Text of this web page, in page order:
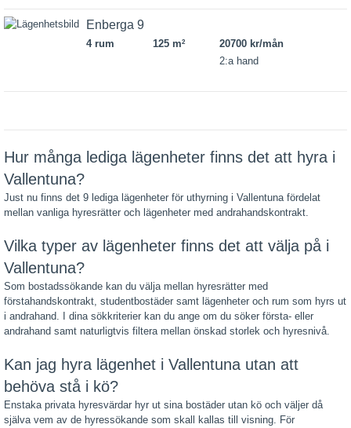
Enberga 9
4 rum 125 m2
20700 kr/mån
2:a hand
Hur många lediga lägenheter finns det att hyra i
Vallentuna?
Just nu finns det 9 lediga lägenheter för uthyrning i Vallentuna fördelat
mellan vanliga hyresrätter och lägenheter med andrahandskontrakt.
Vilka typer av lägenheter finns det att välja på i
Vallentuna?
Som bostadssökande kan du välja mellan hyresrätter med
förstahandskontrakt, studentbostäder samt lägenheter och rum som hyrs ut
i andrahand. I dina sökkriterier kan du ange om du söker första- eller
andrahand samt naturligtvis filtera mellan önskad storlek och hyresnivå.
Kan jag hyra lägenhet i Vallentuna utan att
behöva stå i kö?
Enstaka privata hyresvärdar hyr ut sina bostäder utan kö och väljer då
själva vem av de hyressökande som skall kallas till visning. För